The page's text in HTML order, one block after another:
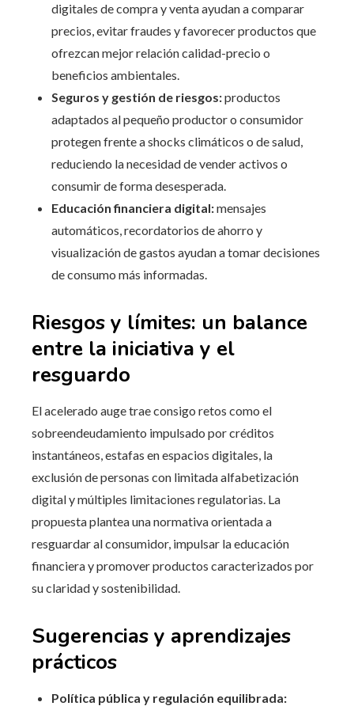
digitales de compra y venta ayudan a comparar
precios, evitar fraudes y favorecer productos que
ofrezcan mejor relación calidad-precio o
beneficios ambientales.
Seguros y gestión de riesgos:productos
adaptados al pequeño productor o consumidor
protegen frente a shocks climáticos o de salud,
reduciendo la necesidad de vender activos o
consumir de forma desesperada.
Educación financiera digital:mensajes
automáticos, recordatorios de ahorro y
visualización de gastos ayudan a tomar decisiones
de consumo más informadas.
Riesgos y límites: un balance
entre la iniciativa y el
resguardo
El acelerado auge trae consigo retos como el
sobreendeudamiento impulsado por créditos
instantáneos, estafas en espacios digitales, la
exclusión de personas con limitada alfabetización
digital y múltiples limitaciones regulatorias. La
propuesta plantea una normativa orientada a
resguardar al consumidor, impulsar la educación
financiera y promover productos caracterizados por
su claridad y sostenibilidad.
Sugerencias y aprendizajes
prácticos
Política pública y regulación equilibrada: